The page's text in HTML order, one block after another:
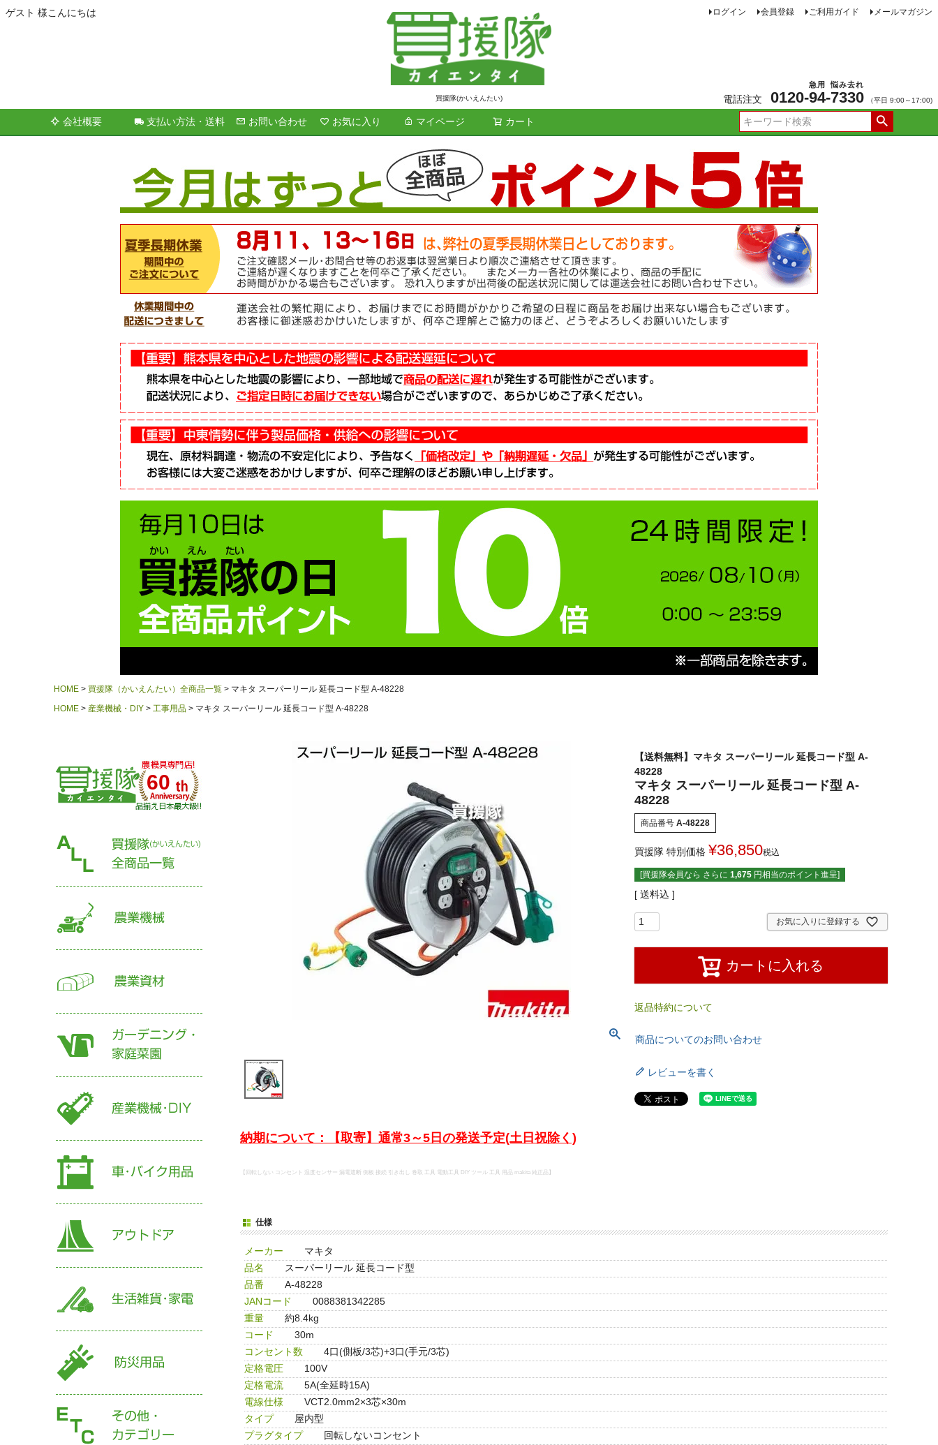
ゲスト 様こんにちは
買援隊(かいえんたい)
ログイン 会員登録 ご利用ガイド メールマガジン
電話注文 0120-94
急用
-7330
悩み去れ
（平日 9:00～17:00)
会社概要 支払い方法・送料 お問い合わせ お気に入り マイページ カート
検索
HOME 買援隊（かいえんたい）全商品一覧
マキタ スーパーリール 延長コード型 A-48228
HOME
産業機械・DIY 工事用品 マキタ スーパーリール 延長コード型 A-48228
60
【送料無料】マキタ スーパーリール 延長コード型 A-
48228
マキタ スーパーリール 延長コード型 A-
48228
商品番号 A-48228
買援隊 特別価格 ¥36,850税込
[買援隊会員なら さらに 1,675 円相当のポイント進呈]
送料込
お気に入りに登録する
カートに入れる
返品特約について
商品についてのお問い合わせ
レビューを書く
納期について：【取寄】通常3～5日の発送予定(土日祝除く)
【回転しない コンセント 温度センサー 漏電遮断 側板 接続 引き出し 巻取 工具 電動工具 DIY ツール 工具 用品 makita 純正品】
仕様
メーカー
マキタ
品名
スーパーリール 延長コード型
品番
A-48228
JANコード
0088381342285
重量
約8.4kg
コード
30m
コンセント数
4口(側板/3芯)+3口(手元/3芯)
定格電圧
100V
定格電流
5A(全延時15A)
電線仕様
VCT2.0mm2×3芯×30m
タイプ
屋内型
プラグタイプ
回転しないコンセント